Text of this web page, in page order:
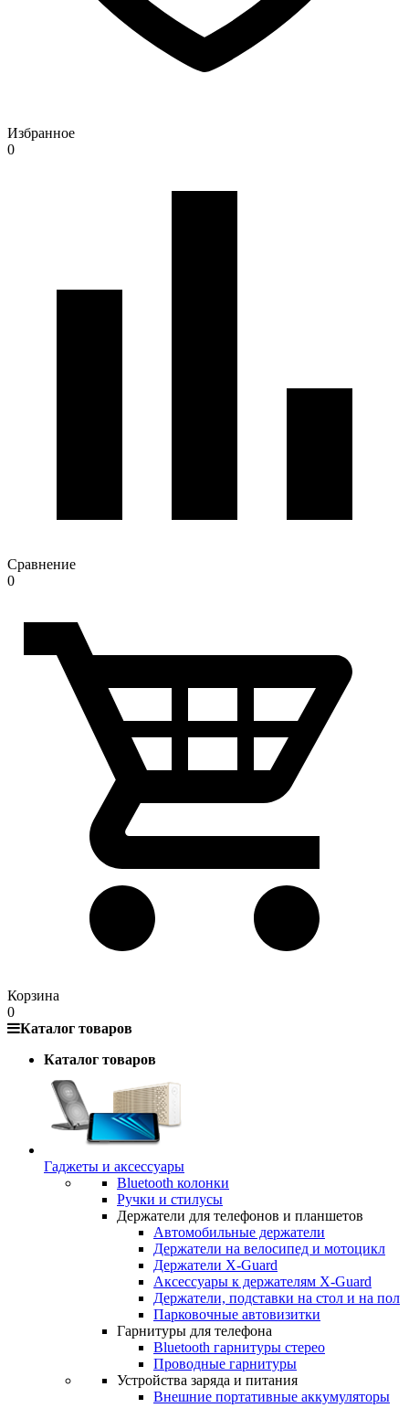
Избранное
0
Сравнение
0
Корзина
0
Каталог товаров
Каталог товаров
Гаджеты и аксессуары
Bluetooth колонки
Ручки и стилусы
Держатели для телефонов и планшетов
Автомобильные держатели
Держатели на велосипед и мотоцикл
Держатели X-Guard
Аксессуары к держателям X-Guard
Держатели, подставки на стол и на пол
Парковочные автовизитки
Гарнитуры для телефона
Bluetooth гарнитуры стерео
Проводные гарнитуры
Устройства заряда и питания
Внешние портативные аккумуляторы